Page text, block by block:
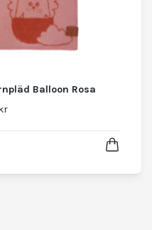
Balloon Rosa